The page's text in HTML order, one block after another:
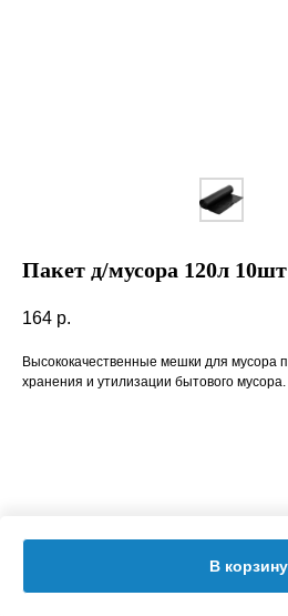
Пакет д/мусора 120л
164 р.
В корзину
Высококачественные мешки для мусора
хранения и утилизации бытового мусора.